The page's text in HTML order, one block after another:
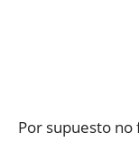
Por supuesto no